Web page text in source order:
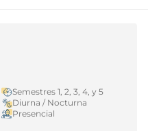
Semestres 1, 2, 3, 4, y 5
Diurna / Nocturna
Presencial